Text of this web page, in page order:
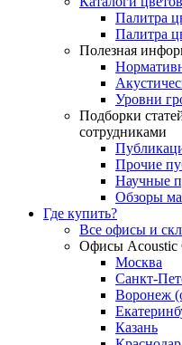
Палитра
Палитра
Полезная
Уровни
Подборки
сотрудниками
Прочие
Научные
Обзоры
Где купить?
Все офисы и
Офисы Acoustic
Москва
Санкт-
Воронеж
Казань